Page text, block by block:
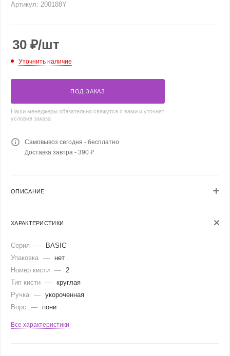
Артикул: 200188Y
30 ₽/шт
Уточнить наличие
ПОД ЗАКАЗ
Наши менеджеры обязательно свяжутся с вами и уточнят
условия заказа
Самовывоз сегодня - бесплатно
Доставка завтра - 390 ₽
ОПИСАНИЕ
ХАРАКТЕРИСТИКИ
Серия —
BASIC
Упаковка —
нет
Номер кисти —
2
Тип кисти — круглая
Ручка — укороченная
Ворс
— пони
Все характеристики